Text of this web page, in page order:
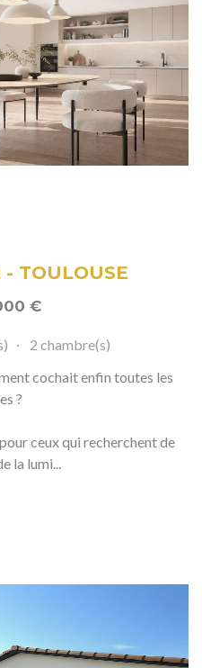
TOULOUSE
€
2 chambre(s)
cochait enfin toutes les
?
ceux qui recherchent de
la lumi...